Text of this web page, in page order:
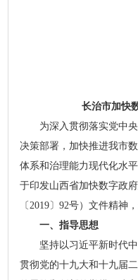
长治市加快
为深入贯彻落实党中
决策部署，加快推进我市
体系和治理能力现代化水
于印发山西省加快数字政
〔2019〕92号）文件精神
一、指导思想
坚持以习近平新时代
贯彻党的十九大和十九届